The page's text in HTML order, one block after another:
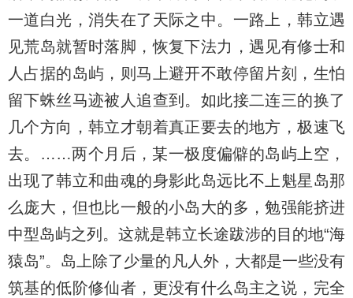
一道白光，消失在了天际之中。一路上，韩立遇
见荒岛就暂时落脚，恢复下法力，遇见有修士和
人占据的岛屿，则马上避开不敢停留片刻，生怕
留下蛛丝马迹被人追查到。如此接二连三的换了
几个方向，韩立才朝着真正要去的地方，极速飞
去。……两个月后，某一极度偏僻的岛屿上空，
出现了韩立和曲魂的身影此岛远比不上魁星岛那
么庞大，但也比一般的小岛大的多，勉强能挤进
中型岛屿之列。这就是韩立长途跋涉的目的地“海
猿岛”。岛上除了少量的凡人外，大都是一些没有
筑基的低阶修仙者，更没有什么岛主之说，完全